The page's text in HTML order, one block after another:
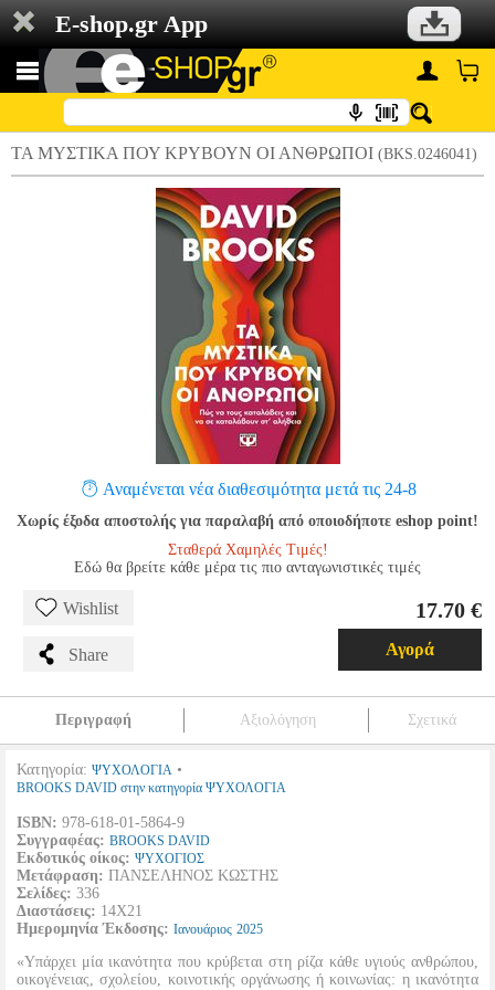
E-shop.gr App
ΤΑ ΜΥΣΤΙΚΑ ΠΟΥ ΚΡΥΒΟΥΝ ΟΙ ΑΝΘΡΩΠΟΙ (BKS.0246041)
Αναμένεται νέα διαθεσιμότητα μετά τις 24-8
Χωρίς έξοδα αποστολής για παραλαβή από οποιοδήποτε eshop point!
Σταθερά Χαμηλές Τιμές!
Εδώ θα βρείτε κάθε μέρα τις πιο ανταγωνιστικές τιμές
Wishlist
Share
17.70 €
Αγορά
Περιγραφή Αξιολόγηση Σχετικά
Κατηγορία: ΨΥΧΟΛΟΓΙΑ •
BROOKS DAVID στην κατηγορία ΨΥΧΟΛΟΓΙΑ
ISBN: 978-618-01-5864-9
Συγγραφέας: BROOKS DAVID
Εκδοτικός οίκος: ΨΥΧΟΓΙΟΣ
Μετάφραση: ΠΑΝΣΕΛΗΝΟΣ ΚΩΣΤΗΣ
Σελίδες: 336
Διαστάσεις: 14Χ21
Ημερομηνία Έκδοσης: Ιανουάριος 2025
«Υπάρχει μία ικανότητα που κρύβεται στη ρίζα κάθε υγιούς ανθρώπου,
οικογένειας, σχολείου, κοινοτικής οργάνωσης ή κοινωνίας: η ικανότητα